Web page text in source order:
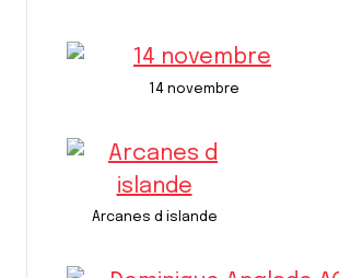
14 novembre
Arcanes d islande